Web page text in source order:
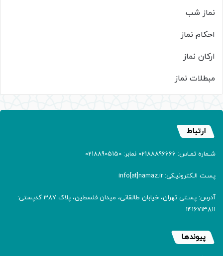
نماز شب
احکام نماز
ارکان نماز
مبطلات نماز
ارتباط
شـماره تمـاس: 02188896666 نمابر: 02188905150
پسـت الـکترونیـکی: info[at]namaz.ir
آدرس: پسـتی تهران، خیابان طالقانی، میدان فلسطین، پلاک 387 کدپستی:
۱۴۱۶۷۱۳۸۱۱
پیوندها